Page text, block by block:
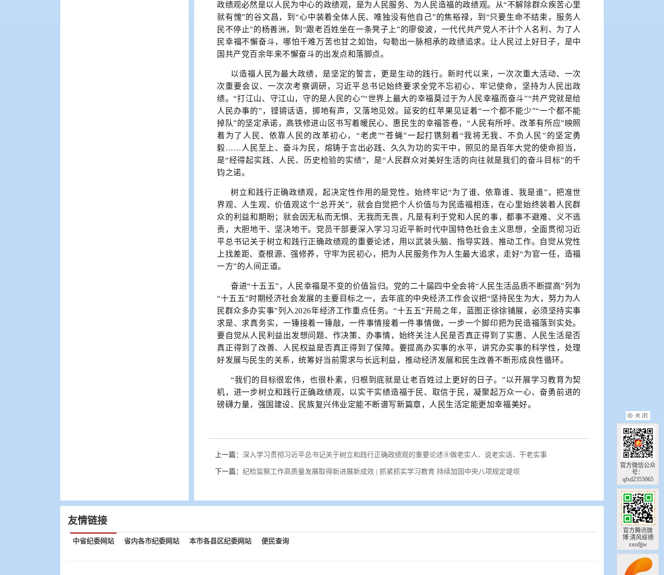
政绩观必然是以人民为中心的政绩观，是为人民服务、为人民造福的政绩观。从“不解除群众疾苦心里
就有愧”的谷文昌，到“心中装着全体人民、唯独没有他自己”的焦裕禄，到“只要生命不结束，服务人
民不停止”的杨善洲，到“跟老百姓坐在一条凳子上”的廖俊波，一代代共产党人不计个人名利、为了人
民幸福不懈奋斗，哪怕千难万苦也甘之如饴，勾勒出一脉相承的政绩追求。让人民过上好日子，是中
国共产党百余年来不懈奋斗的出发点和落脚点。
以造福人民为最大政绩，是坚定的誓言，更是生动的践行。新时代以来，一次次重大活动、一次
次重要会议、一次次考察调研，习近平总书记始终要求全党不忘初心、牢记使命，坚持为人民出政
绩。“打江山、守江山，守的是人民的心”“世界上最大的幸福莫过于为人民幸福而奋斗”“共产党就是给
人民办事的”，铿锵话语，掷地有声，又落地见效。延安的红苹果见证着“一个都不能少”“一个都不能
掉队”的坚定承诺，高铁修进山区书写着暖民心、惠民生的幸福答卷，“人民有所呼、改革有所应”映照
着为了人民、依靠人民的改革初心，“老虎”“苍蝇”一起打镌刻着“我将无我、不负人民”的坚定勇
毅……人民至上、奋斗为民，熔铸于言出必践、久久为功的实干中，照见的是百年大党的使命担当，
是“经得起实践、人民、历史检验的实绩”，是“人民群众对美好生活的向往就是我们的奋斗目标”的千
钧之诺。
树立和践行正确政绩观，起决定性作用的是党性。始终牢记“为了谁、依靠谁、我是谁”，把准世
界观、人生观、价值观这个“总开关”，就会自觉把个人价值与为民造福相连，在心里始终装着人民群
众的利益和期盼；就会因无私而无惧、无我而无畏，凡是有利于党和人民的事，都事不避难、义不逃
责，大胆地干、坚决地干。党员干部要深入学习习近平新时代中国特色社会主义思想，全面贯彻习近
平总书记关于树立和践行正确政绩观的重要论述，用以武装头脑、指导实践、推动工作。自觉从党性
上找差距、查根源、强修养，守牢为民初心，把为人民服务作为人生最大追求，走好“为官一任，造福
一方”的人间正道。
奋进“十五五”，人民幸福是不变的价值旨归。党的二十届四中全会将“人民生活品质不断提高”列为
“十五五”时期经济社会发展的主要目标之一，去年底的中央经济工作会议把“坚持民生为大，努力为人
民群众多办实事”列入2026年经济工作重点任务。“十五五”开局之年，蓝图正徐徐铺展，必须坚持实事
求是、求真务实，一锤接着一锤敲，一件事情接着一件事情做，一步一个脚印把为民造福落到实处。
要自觉从人民利益出发想问题、作决策、办事情，始终关注人民是否真正得到了实惠、人民生活是否
真正得到了改善、人民权益是否真正得到了保障。要提高办实事的水平，讲究办实事的科学性，处理
好发展与民生的关系，统筹好当前需求与长远利益，推动经济发展和民生改善不断形成良性循环。
“我们的目标很宏伟，也很朴素，归根到底就是让老百姓过上更好的日子。”以开展学习教育为契
机，进一步树立和践行正确政绩观，以实干实绩造福于民、取信于民，凝聚起万众一心、奋勇前进的
磅礴力量，强国建设、民族复兴伟业定能不断谱写新篇章，人民生活定能更加幸福美好。
上一篇： 深入学习贯彻习近平总书记关于树立和践行正确政绩观的重要论述⑧做老实人、说老实话、干老实事
下一篇： 纪检监察工作高质量发展取得新进展新成效 | 抓紧抓实学习教育 持续加固中央八项规定堤坝
友情链接
中省纪委网站 省内各市纪委网站 本市各县区纪委网站 便民查询
官方微信公众
号：
qfsd2355065
官方腾讯微
博:清风绥德
sxsdjjw